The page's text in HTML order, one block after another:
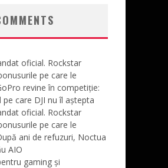
oficial. Rockstar
pe care le
revine în competiție:
care DJI nu îl aștepta
oficial. Rockstar
pe care le
ani de refuzuri, Noctua
AIO
gaming și